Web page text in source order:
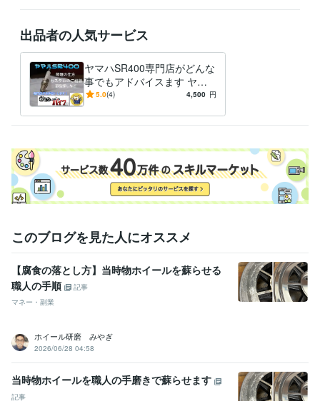
資格・検定
ガソリン2級自動車整備士 取得年 : 1983年
普通自動車運転免許 取得年 : 1981年
普通自動二輪免許 取得年 : 1982年
中型自動車第一種運転免許 取得年 : 1980年
二級自動車整備士（ガソリン・ジーゼル・シャシ・二輪）
981年
ガス溶接技能者 取得年 : 1980年
得意分野
学習指導・資格・キャリア相談 オートバイの整備
学歴
出品者の人気サービス
ヤマハSR400専門店がどんな
事でもアドバイスます ヤマ
ハSR400専門店が全面アドバ
5.0(4) 4,500 円
このブログを見た人にオススメ
【腐食の落とし方】当時物ホイールを蘇らせる
職人の手順
記事
マネー・副業
ホイール研磨 みやぎ
2026/06/28 04:58
当時物ホイールを職人の手磨きで蘇らせます
記事